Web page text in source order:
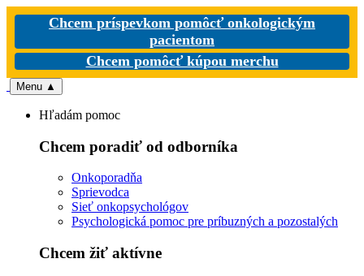
Chcem príspevkom pomôcť onkologickým
pacientom
Chcem pomôcť kúpou merchu
Menu ▲
Hľadám pomoc
Chcem poradiť od odborníka
Onkoporadňa
Sprievodca
Sieť onkopsychológov
Psychologická pomoc pre príbuzných a pozostalých
Chcem žiť aktívne